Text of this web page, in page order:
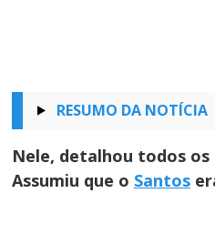
RESUMO DA NOTÍCIA
Nele, detalhou todos
Assumiu que o Santos